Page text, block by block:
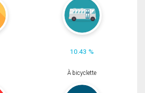
10.43 %
À bicyclette